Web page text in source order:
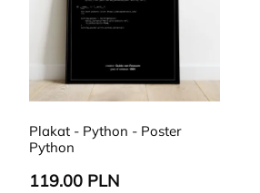
Plakat - Python - Poster
Python
119.00 PLN